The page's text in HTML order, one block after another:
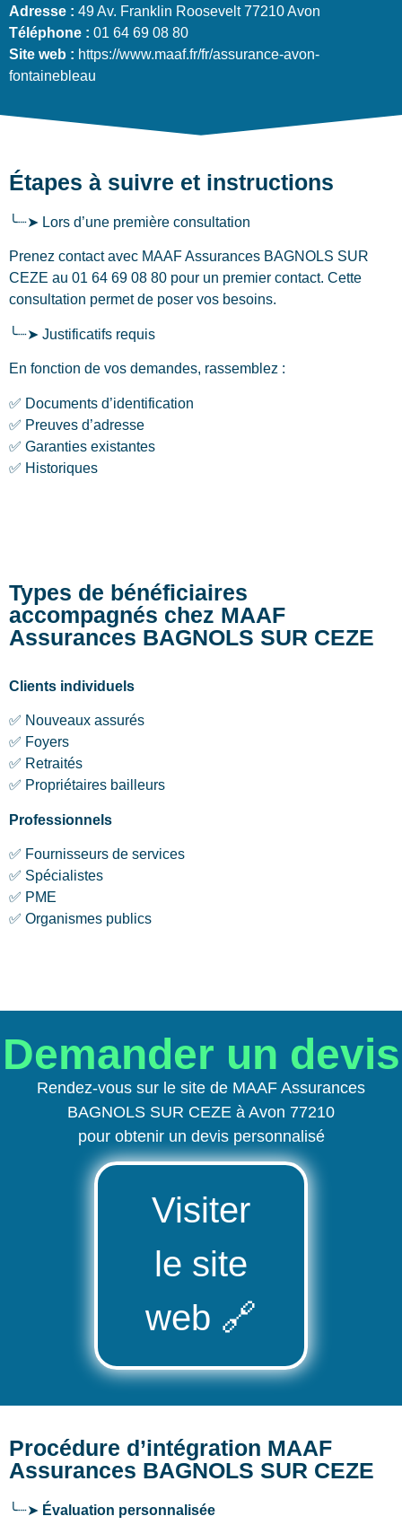
Adresse : 49 Av. Franklin Roosevelt 77210 Avon
Téléphone : 01 64 69 08 80
Site web : https://www.maaf.fr/fr/assurance-avon-
fontainebleau
Étapes à suivre et instructions
╰┈➤ Lors d’une première consultation
Prenez contact avec MAAF Assurances BAGNOLS SUR
CEZE au 01 64 69 08 80 pour un premier contact. Cette
consultation permet de poser vos besoins.
╰┈➤ Justificatifs requis
En fonction de vos demandes, rassemblez :
✅ Documents d’identification
✅ Preuves d’adresse
✅ Garanties existantes
✅ Historiques
Types de bénéficiaires
accompagnés chez MAAF
Assurances BAGNOLS SUR CEZE
Clients individuels
✅ Nouveaux assurés
✅ Foyers
✅ Retraités
✅ Propriétaires bailleurs
Professionnels
✅ Fournisseurs de services
✅ Spécialistes
✅ PME
✅ Organismes publics
Demander un devis
Rendez-vous sur le site de MAAF Assurances
BAGNOLS SUR CEZE à Avon 77210
pour obtenir un devis personnalisé
Visiter
le site
web 🔗
Procédure d’intégration MAAF
Assurances BAGNOLS SUR CEZE
╰┈➤ Évaluation personnalisée